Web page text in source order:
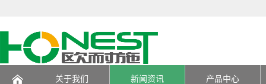
关于我们 新闻资讯 产品中心